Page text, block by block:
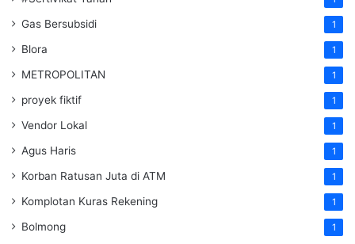
Gas Bersubsidi 1
Blora 1
METROPOLITAN 1
proyek fiktif 1
Vendor Lokal 1
Agus Haris 1
Korban Ratusan Juta di ATM 1
Komplotan Kuras Rekening 1
Bolmong 1